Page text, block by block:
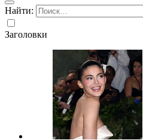
Найти:
Заголовки